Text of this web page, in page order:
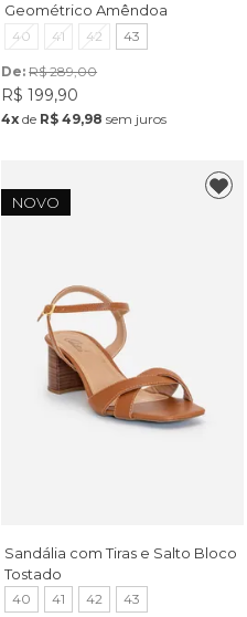
Geométrico Amêndoa
40 41 42 43
De: R$ 289,00
R$ 199,90
4x de R$ 49,98 sem juros
NOVO
Sandália com Tiras e Salto Bloco
Tostado
40 41 42 43